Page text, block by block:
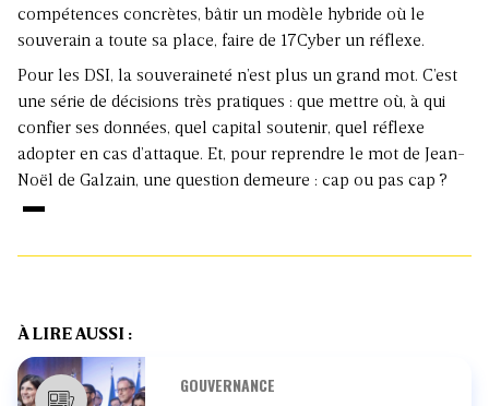
compétences concrètes, bâtir un modèle hybride où le
souverain a toute sa place, faire de 17Cyber un réflexe.
Pour les DSI, la souveraineté n’est plus un grand mot. C’est
une série de décisions très pratiques : que mettre où, à qui
confier ses données, quel capital soutenir, quel réflexe
adopter en cas d’attaque. Et, pour reprendre le mot de Jean-
Noël de Galzain, une question demeure : cap ou pas cap ?
À LIRE AUSSI :
GOUVERNANCE